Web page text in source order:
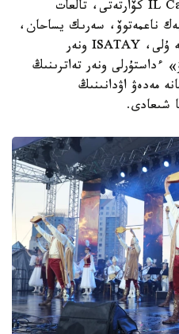
KeshYou, اسحات تارعىن، IL Canto كۆارتەتى، تالعات
ناعمەتوۆ، سەرىك يساحان،
نۇرلان بەردىبايەۆ، ءبىرجان دەمە ۇلى، ISATAY ونەر
ونەر تەاترىنىڭ
مەدەۋ اۋدانىنىڭ
شىعادى.